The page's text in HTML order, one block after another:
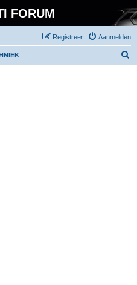
FORUM
Aanmelden
Registreer